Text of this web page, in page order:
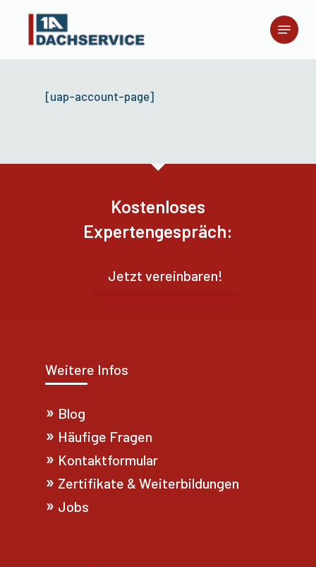
Menu
[uap-account-page]
Kostenloses
Expertengespräch:
Jetzt vereinbaren!
Weitere Infos
Blog
Häufige Fragen
Kontaktformular
Zertifikate & Weiterbildungen
Jobs